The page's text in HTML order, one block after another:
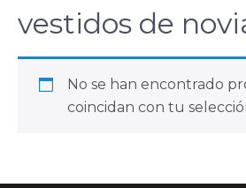
vestidos de
No se han encontrado
coincidan con tu